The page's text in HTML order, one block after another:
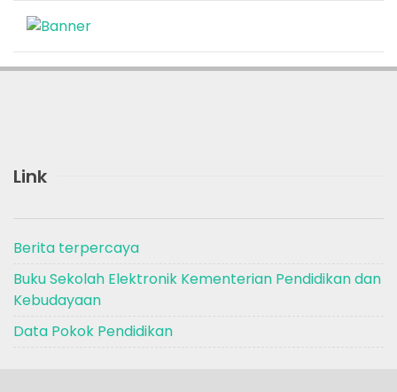
Link
Berita terpercaya
Buku Sekolah Elektronik Kementerian Pendidikan dan
Kebudayaan
Data Pokok Pendidikan